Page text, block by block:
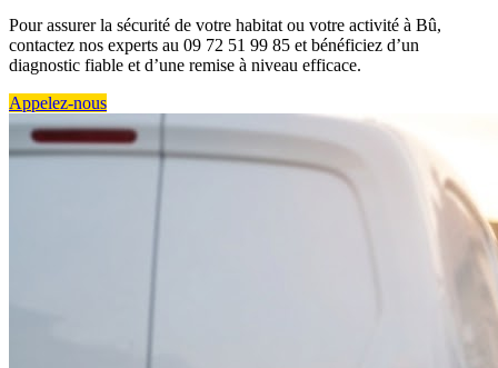
Pour assurer la sécurité de votre habitat ou votre activité à Bû,
contactez nos experts au 09 72 51 99 85 et bénéficiez d’un
diagnostic fiable et d’une remise à niveau efficace.
Appelez-nous